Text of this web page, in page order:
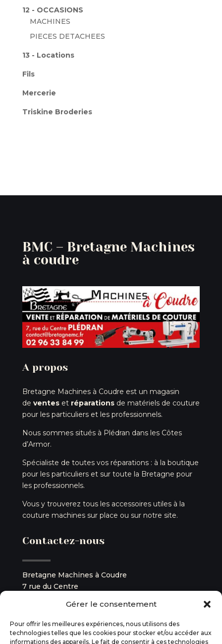
Gérer le consentement
Pour offrir les meilleures expériences, nous utilisons des
technologies telles que les cookies pour stocker et/ou accéder aux
informations des appareils. Le fait de consentir à ces technologies
12 - OCCASIONS
MACHINES
PIECES DETACHEES
13 - Locations
Fils
Mercerie
Triskine Broderies
BMC – Bretagne Machines
à coudre
A propos
Bretagne Machines à Coudre est un magasin
de ventes et réparations de matériels de couture
pour les particuliers et les professionnels.
Nous sommes situés à Plédran dans les Côtes
d’Armor.
Spécialiste de toutes vos réparations : à la boutique
pour les particuliers et sur toute la Bretagne pour
les professionnels.
Vous y trouverez tous les accessoires utiles à la
couture machines sur place ou sur notre site.
Contactez-nous
Bretagne Machines à Coudre
7 rue du Centre
SIREN : 931 948 640